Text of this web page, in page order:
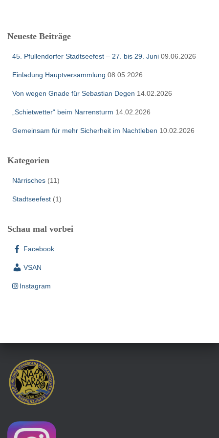
n
Neueste Beiträge
45. Pfullendorfer Stadtseefest – 27. bis 29. Juni 09.06.2026
Einladung Hauptversammlung 08.05.2026
Von wegen Gnade für Sebastian Degen 14.02.2026
„Schietwetter“ beim Narrensturm 14.02.2026
Gemeinsam für mehr Sicherheit im Nachtleben 10.02.2026
Kategorien
Närrisches (11)
Stadtseefest (1)
Schau mal vorbei
Facebook
VSAN
Instagram